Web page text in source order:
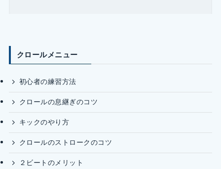
クロールメニュー
初心者の練習方法
クロールの息継ぎのコツ
キックのやり方
クロールのストロークのコツ
２ビートのメリット